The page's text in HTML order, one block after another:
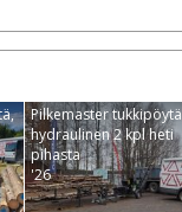
Pilkemaster tukkipöytä
hydraulinen 2 kpl heti
pihasta
'26